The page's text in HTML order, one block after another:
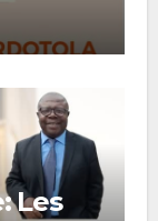
Les